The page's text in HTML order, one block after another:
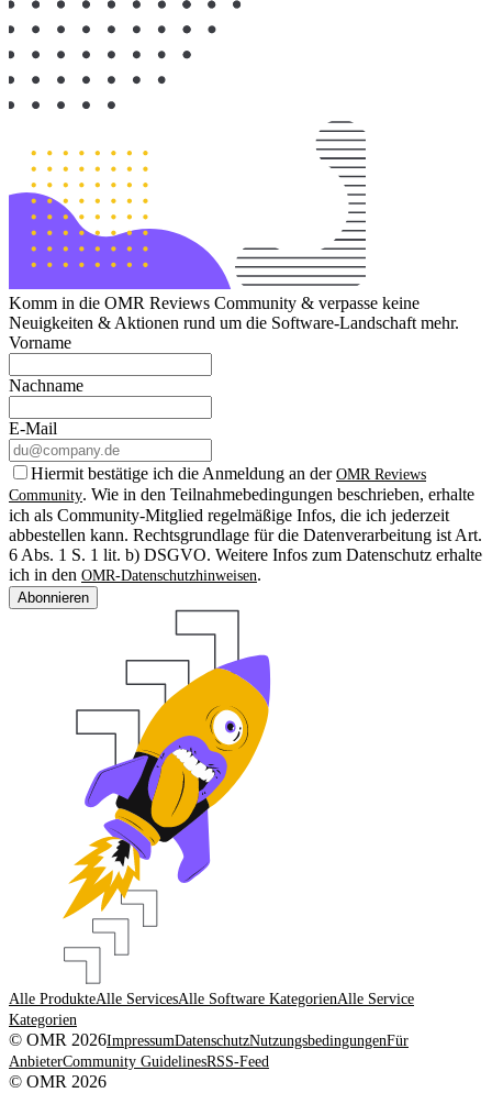
Komm in die OMR Reviews Community & verpasse keine
Neuigkeiten & Aktionen rund um die Software-Landschaft mehr.
Vorname
Nachname
E-Mail
Hiermit bestätige ich die Anmeldung an der OMR Reviews
Community. Wie in den Teilnahmebedingungen beschrieben, erhalte
ich als Community-Mitglied regelmäßige Infos, die ich jederzeit
abbestellen kann. Rechtsgrundlage für die Datenverarbeitung ist Art.
6 Abs. 1 S. 1 lit. b) DSGVO. Weitere Infos zum Datenschutz erhalte
ich in den OMR-Datenschutzhinweisen.
Abonnieren
Alle ProdukteAlle ServicesAlle Software KategorienAlle Service
Kategorien
© OMR 2026ImpressumDatenschutzNutzungsbedingungenFür
AnbieterCommunity GuidelinesRSS-Feed
© OMR 2026